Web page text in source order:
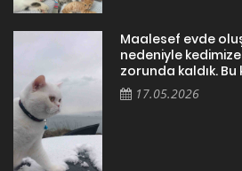
Maalesef evde
nedeniyle
zorunda kaldık. Bu
17.05.2026